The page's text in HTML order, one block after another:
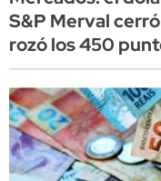
S&P Merval
rozó los 450